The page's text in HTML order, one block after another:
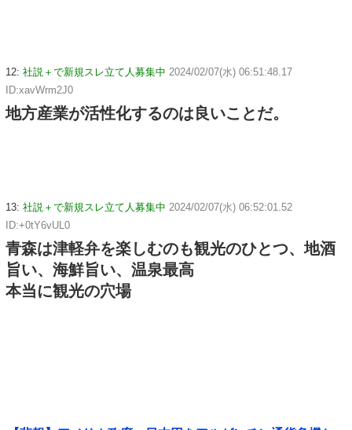
12: 社説＋で新規スレ立て人募集中 2024/02/07(水) 06:51:48.17
ID:xavWrm2J0
地方産業が活性化するのは良いことだ。
13: 社説＋で新規スレ立て人募集中 2024/02/07(水) 06:52:01.52
ID:+0tY6vUL0
青森は津軽弁を楽しむのも観光のひとつ、地酒
旨い、海鮮旨い、温泉最高
本当に観光の穴場